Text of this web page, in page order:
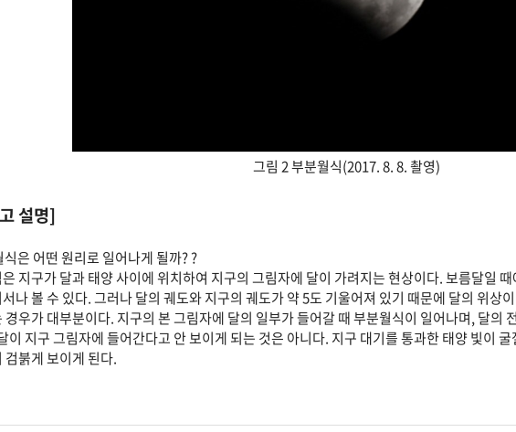
그림 2 부분월식(2017. 8. 8. 촬영)
설명]
은 어떤 원리로 일어나게 될까? ?
지구가 달과 태양 사이에 위치하여 지구의 그림자에 달이 가려지는 현상이다. 보름달일
나 볼 수 있다. 그러나 달의 궤도와 지구의 궤도가 약 5도 기울어져 있기 때문에 달의 위상
경우가 대부분이다. 지구의 본 그림자에 달의 일부가 들어갈 때 부분월식이 일어나며, 달의
이 지구 그림자에 들어간다고 안 보이게 되는 것은 아니다. 지구 대기를 통과한 태양 빛이
검붉게 보이게 된다.